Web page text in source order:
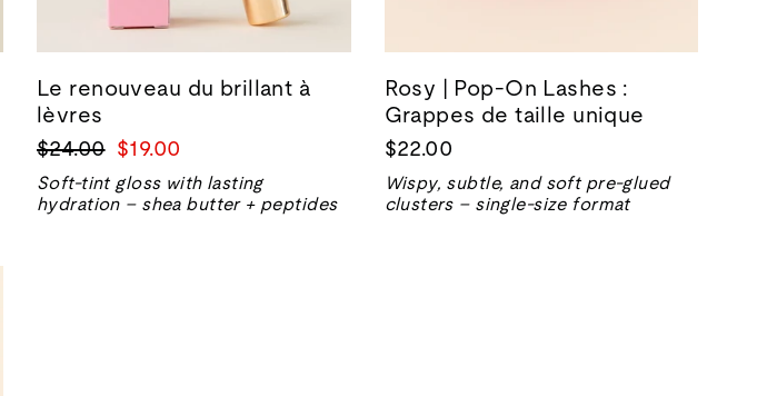
Le renouveau du brillant à
lèvres
Prix
normal
$24.00 Prix
de
vente
$19.00
Soft-tint gloss with lasting
hydration – shea butter + peptides
Rosy | Pop-On Lashes :
Grappes de taille unique
$22.00
Wispy, subtle, and soft pre-glued
clusters – single-size format